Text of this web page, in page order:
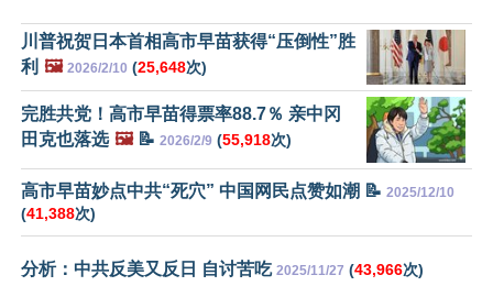
川普祝贺日本首相高市早苗获得“压倒性”胜
利 🖼️ 2026/2/10 (25,648次)
完胜共党！高市早苗得票率88.7％ 亲中冈
田克也落选 🖼️📝 2026/2/9 (55,918次)
高市早苗妙点中共“死穴” 中国网民点赞如潮 📝 2025/12/10
(41,388次)
分析：中共反美又反日 自讨苦吃 2025/11/27 (43,966次)